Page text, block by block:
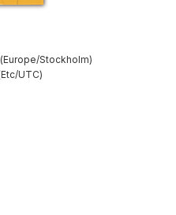
Europe/Stockholm
Etc/UTC